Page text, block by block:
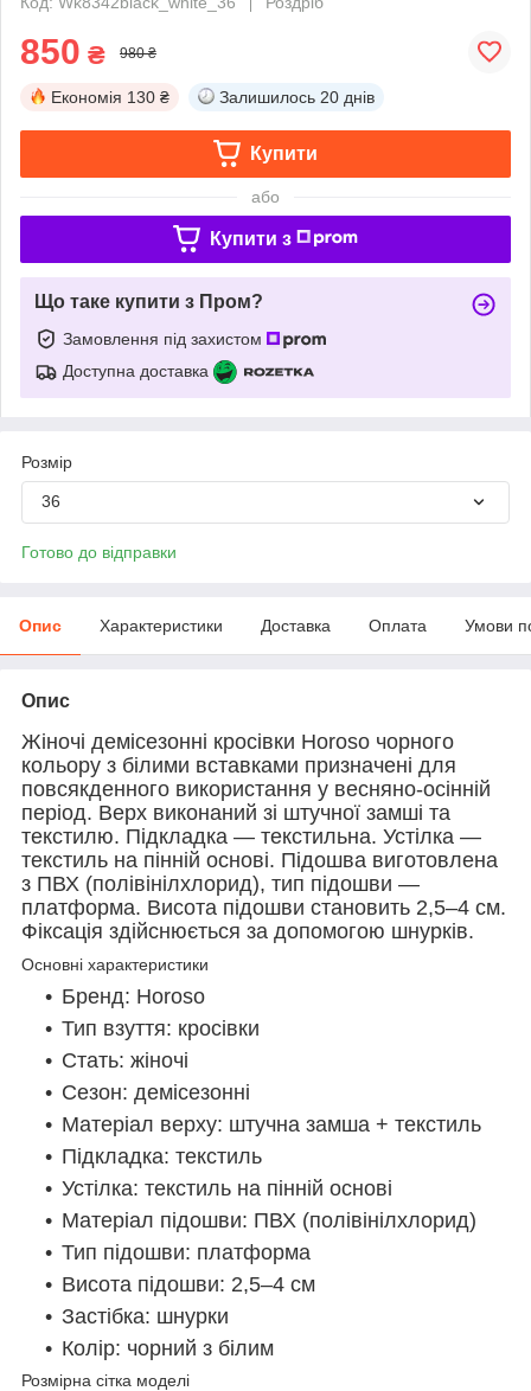
850 ₴ 980 ₴
Економія 130 ₴ Залишилось 20 днів
Купити
або
Купити з
Що таке купити з Пром?
Замовлення під захистом
Доступна доставка
Розмір
36
Готово до відправки
Опис Характеристики Доставка Оплата Умови
Опис
Жіночі демісезонні кросівки Horoso чорного
кольору з білими вставками призначені для
повсякденного використання у весняно-осінній
період. Верх виконаний зі штучної замші та
текстилю. Підкладка — текстильна. Устілка —
текстиль на пінній основі. Підошва виготовлена
з ПВХ (полівінілхлорид), тип підошви —
платформа. Висота підошви становить 2,5–4 см.
Фіксація здійснюється за допомогою шнурків.
Основні характеристики
Бренд: Horoso
Тип взуття: кросівки
Стать: жіночі
Сезон: демісезонні
Матеріал верху: штучна замша + текстиль
Підкладка: текстиль
Устілка: текстиль на пінній основі
Матеріал підошви: ПВХ (полівінілхлорид)
Тип підошви: платформа
Висота підошви: 2,5–4 см
Застібка: шнурки
Колір: чорний з білим
Розмірна сітка моделі